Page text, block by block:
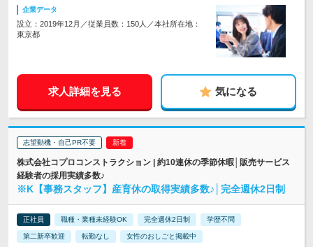
企業データ
設立：2019年12月／従業員数：150人／本社所在地：
東京都
求人詳細を見る 気になる
志望動機・自己PR不要
株式会社コプロコンストラクション | 約10連休の季節休暇│販売サービス
経験者の採用実績多数♪
※K【事務スタッフ】産育休の取得実績多数♪│完全週休2日制
正社員 職種・業種未経験OK 完全週休2日制 学歴不問
第二新卒歓迎 転勤なし 女性のおしごと掲載中